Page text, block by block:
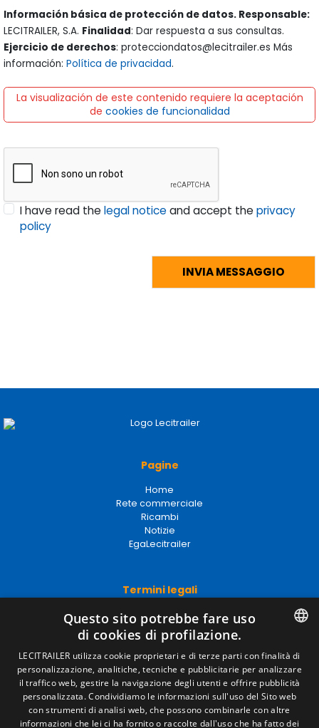
Información básica de protección de datos. Responsable:
LECITRAILER, S.A. Finalidad: Dar respuesta a sus consultas.
Ejercicio de derechos: protecciondatos@lecitrailer.es Más
información: Política de privacidad.
La visualización de este contenido requiere la aceptación
de cookies de funcionalidad
I have read thelegal noticeand accept theprivacy
policy
Pagine
Home
Rete commerciale
Ricambi
Notizie
EgaLecitrailer
Termini legali
Avviso legale
Politiche sulla privacy
Politica sui cookie
Condizioni generali di vendita
Gestire i cookie
Contatto
SPANISH
ENGLISH
Questo sito potrebbe fare uso
di cookies di profilazione.
LECITRAILER utilizza cookie proprietari e di terze parti con finalità di
personalizzazione, analitiche, tecniche e pubblicitarie per analizzare
il traffico web, gestire la navigazione degli utenti e offrire pubblicità
personalizzata. Condividiamo le informazioni sull'uso del Sito web
con strumenti di analisi web, che possono combinarle con altre
informazioni che lei ci ha fornito o raccolte dall'uso che ha fatto dei